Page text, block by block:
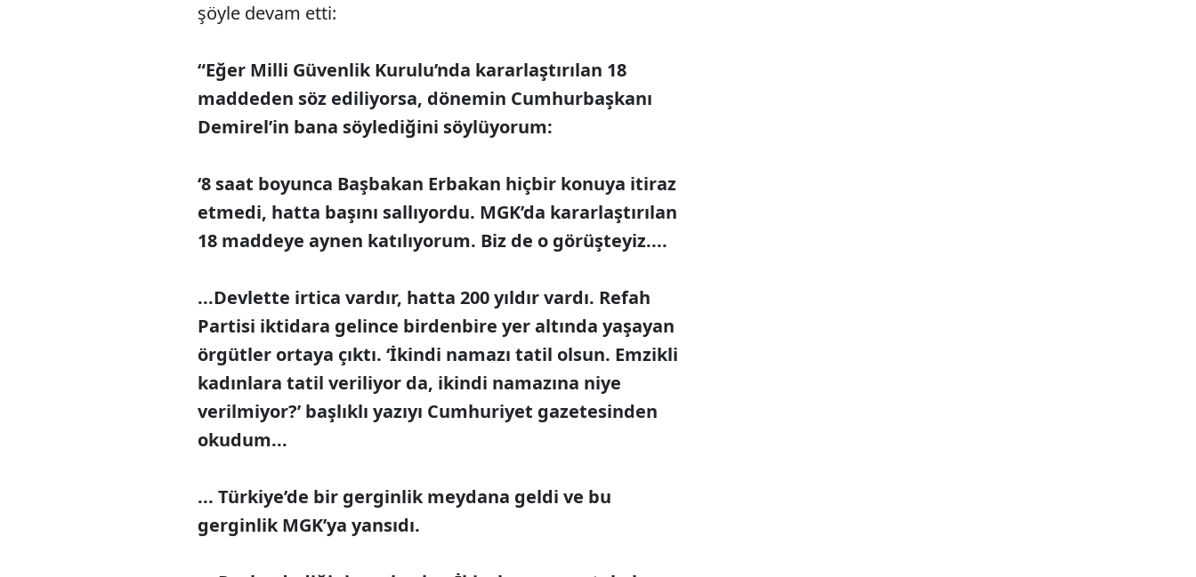
şöyle devam etti:
“Eğer Milli Güvenlik Kurulu’nda kararlaştırılan 18
maddeden söz ediliyorsa, dönemin Cumhurbaşkanı
Demirel’in bana söylediğini söylüyorum:
‘8 saat boyunca Başbakan Erbakan hiçbir konuya itiraz
etmedi, hatta başını sallıyordu. MGK’da kararlaştırılan
18 maddeye aynen katılıyorum. Biz de o görüşteyiz....
...Devlette irtica vardır, hatta 200 yıldır vardı. Refah
Partisi iktidara gelince birdenbire yer altında yaşayan
örgütler ortaya çıktı. ‘İkindi namazı tatil olsun. Emzikli
kadınlara tatil veriliyor da, ikindi namazına niye
verilmiyor?’ başlıklı yazıyı Cumhuriyet gazetesinden
okudum...
... Türkiye’de bir gerginlik meydana geldi ve bu
gerginlik MGK’ya yansıdı.